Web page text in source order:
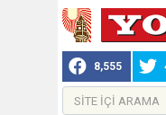
8,555